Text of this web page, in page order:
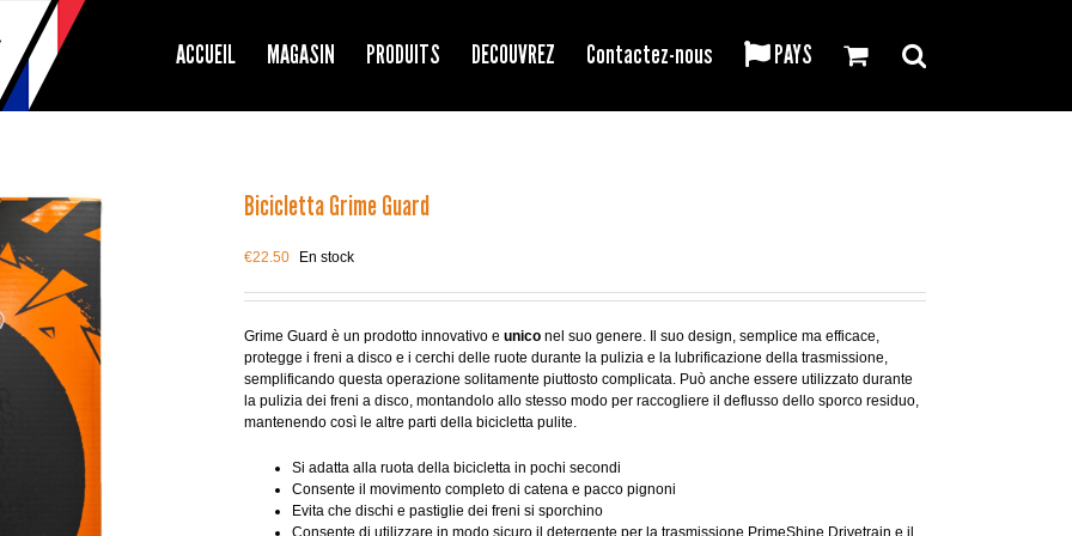
ACCUEIL MAGASIN PRODUITS DECOUVREZ Contactez-nous PAYS
Bicicletta Grime Guard
€22.50 En stock
Grime Guard è un prodotto innovativo e unico nel suo genere. Il suo design, semplice ma efficace,
protegge i freni a disco e i cerchi delle ruote durante la pulizia e la lubrificazione della trasmissione,
semplificando questa operazione solitamente piuttosto complicata. Può anche essere utilizzato durante
la pulizia dei freni a disco, montandolo allo stesso modo per raccogliere il deflusso dello sporco residuo,
mantenendo così le altre parti della bicicletta pulite.
Si adatta alla ruota della bicicletta in pochi secondi
Consente il movimento completo di catena e pacco pignoni
Evita che dischi e pastiglie dei freni si sporchino
Consente di utilizzare in modo sicuro il detergente per la trasmissione PrimeShine Drivetrain e il